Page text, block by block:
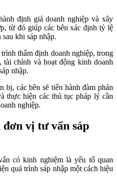
định giá doanh nghiệp và xây
từ đó giúp các bên xác định tỷ lệ
khi sáp nhập.
thẩm định doanh nghiệp, trong
chính và hoạt động kinh doanh
nhập.
bị, các bên sẽ tiến hành đàm phán
thực hiện các thủ tục pháp lý cần
nghiệp.
vị tư vấn sáp
có kinh nghiệm là yếu tố quan
quá trình sáp nhập một cách hiệu